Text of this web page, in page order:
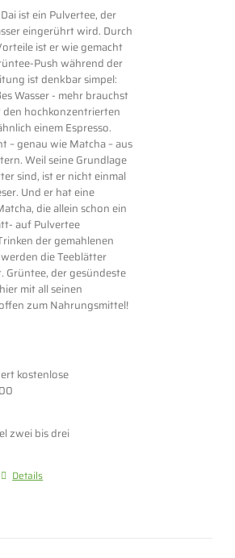
ist ein Pulvertee, der
eingerührt wird. Durch
ist er wie gemacht
Push während der
ist denkbar simpel:
Wasser - mehr brauchst
den hochkonzentrierten
einem Espresso.
– genau wie Matcha – aus
Weil seine Grundlage
sind, ist er nicht einmal
Und er hat eine
die allein schon ein
auf Pulvertee
der gemahlenen
die Teeblätter
Grüntee, der gesündeste
mit all seinen
zum Nahrungsmittel!
kostenlose
zwei bis drei
Details